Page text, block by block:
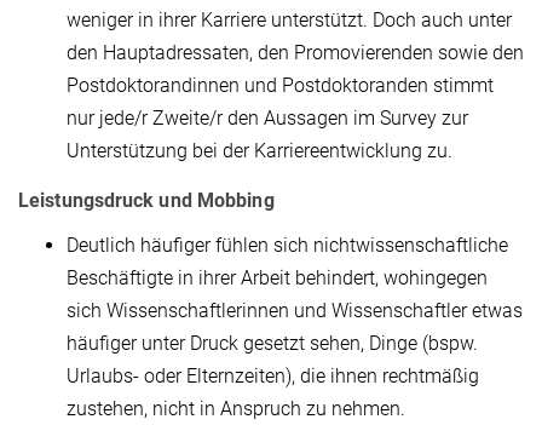
weniger in ihrer Karriere unterstützt. Doch auch unter
den Hauptadressaten, den Promovierenden sowie den
Postdoktorandinnen und Postdoktoranden stimmt
nur jede/r Zweite/r den Aussagen im Survey zur
Unterstützung bei der Karriereentwicklung zu.
Leistungsdruck und Mobbing
Deutlich häufiger fühlen sich nichtwissenschaftliche
Beschäftigte in ihrer Arbeit behindert, wohingegen
sich Wissenschaftlerinnen und Wissenschaftler etwas
häufiger unter Druck gesetzt sehen, Dinge (bspw.
Urlaubs- oder Elternzeiten), die ihnen rechtmäßig
zustehen, nicht in Anspruch zu nehmen.